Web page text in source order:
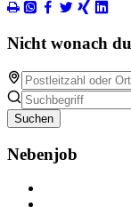
Nicht wonach
Suchen
Nebenjob